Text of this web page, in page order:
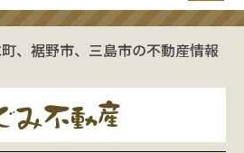
、裾野市、三島市の不動産情報